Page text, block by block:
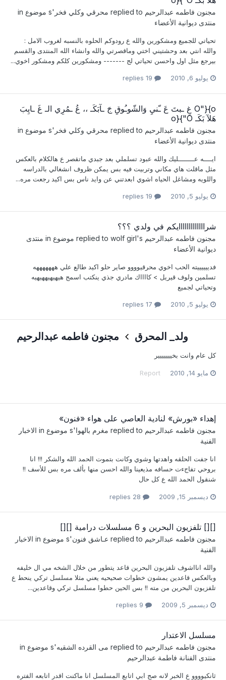
مجنون فاطمه عبدالرحيم محرقي وكلي فخر 's موضوع in
منتدى ديوانية الأعضاء
تحياتي للجميع ومشكورين والله ع رودوكم الحلوه بالنسبه لغروب الامل :
والله انتي بعد وحشتيني اختي وماقصرتي والله وانشاء الله المنتدى والقسم
بيرجع مثل اول واحسن تحياتي لج ------- ومشكورين كلكم ومشكور اخوي...
يوليو 6, 2010
o}{"O غِ ـبتَ عَ ـّنيِ وَالشّوـُوقِ جَ ـآبَكَـ ،، عُ ـمُرِي الـ غَ ـايِبَ
هَلآ بَكَـ O"}{o
مجنون فاطمه عبدالرحيم محرقي وكلي فخر 's موضوع in
منتدى ديوانية الأعضاء
ايــــه عــــــــليك والله عبود تسلملي بعد جبدي ماتقصر ع هالكلام بالعكس
مثل ماقلت هاي مكاني وتربيت فيه بس يمكن ظروف انشغالي بالدراسه
واللويه ومشاغل الحياه اشوي ابعدتني عن وايد ناس بس اكيد رجعت مره...
يوليو 5, 2010
شرااااااااااااايكم في ولدي ؟؟؟
مجنون فاطمه عبدالرحيم wolf girl's موضوع in
منتدى
ديوانية الأعضاء
فدييييييته الحب اخوي محرقيوووو صاير حلو اكيد طالع علي هههههههه
تسلمين ولوف قيريل > كااااك مادري جذي ينكتب اسمج هيهيهيههيهيه
وتحياتي لجميع
يوليو 5, 2010
ولد_ المحرق مجنون فاطمه عبدالرحيم
كل عام وانت بخييييييير
مايو 14, 2010 Report
إهداء «بورش» لنادية العاصي على هواء «فنون»
مجنون فاطمه عبدالرحيم مغرم بالهوا's موضوع in
الاخبار
الفنية
انا جفت الحلقه واهدتها وشوي وكانت بتموت الحمد الله والشكر !!! انا
بروحي تفاجءت حسافه مذيعينا والله احسن منها بألف مره بس للأسف !!
شنقول الحمد الله ع كل حال
ديسمبر 15, 2009
[][] تلفزيون البحرين و 6 مسلسلات درامية [][]
مجنون فاطمه عبدالرحيم عـاشق فنون's موضوع in
الاخبار
الفنية
والله انااشوف تلفزيون البحرين قاعد يتطور من خلال الشخه مي ال خليفه
وبالعكس قاعدين يمشون خطوات صحيحيه يعني مثلا مسلسل تركي ينحط ع
تلفزيون البحرين من مته !! بس الحين حطوا مسلسل تركي وقاعدين...
ديسمبر 5, 2009
مسلسل الاعتدار
مجنون فاطمه عبدالرحيم مى القرده الشقيه's موضوع in
منتدى الفنانة فاطمة عبدالرحيم
ثانكيوووو ع الخبر لانه صج ابي اتابع المسلسل انا ماكنت اقدر اتابعه الفتره